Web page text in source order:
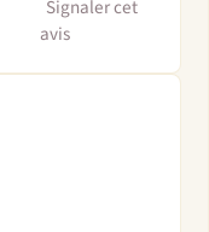
Signaler cet
avis